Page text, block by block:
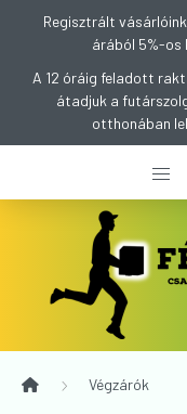
Regisztrált
árából 5%-os
A 12 óráig feladott
átadjuk a
otthonában
Végzárók